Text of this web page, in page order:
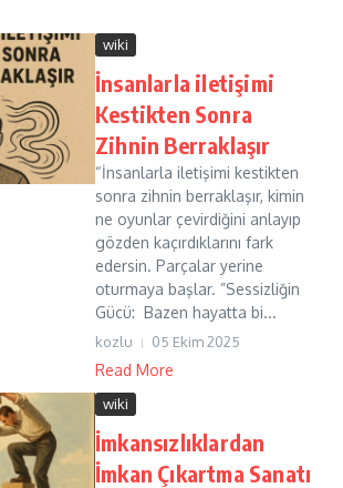
wiki
İnsanlarla iletişimi
Kestikten Sonra
Zihnin Berraklaşır
“İnsanlarla iletişimi kestikten
sonra zihnin berraklaşır, kimin
ne oyunlar çevirdiğini anlayıp
gözden kaçırdıklarını fark
edersin. Parçalar yerine
oturmaya başlar. ”Sessizliğin
Gücü: Bazen hayatta bi...
kozlu 05 Ekim 2025
Read More
wiki
İmkansızlıklardan
İmkan Çıkartma Sanatı